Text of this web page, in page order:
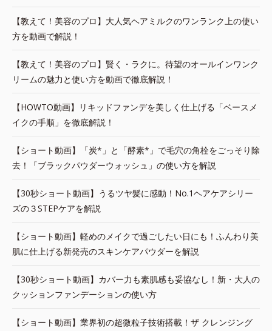
【教えて！美容のプロ】大人気ヘアミルクのワンランク上の使い
方を動画で解説！
【教えて！美容のプロ】賢く・ラクに。待望のオールインワンク
リームの魅力と使い方を動画で徹底解説！
【HOWTO動画】リキッドファンデを美しく仕上げる「ベースメ
イクの手順」を徹底解説！
【ショート動画】「炭*」と「酵素*」で毛穴の角栓をごっそり除
去！「ブラックパウダーウォッシュ」の使い方を解説
【30秒ショート動画】うるツヤ髪に感動！No.1ヘアケアシリー
ズの３STEPケアを解説
【ショート動画】軽めのメイクで過ごしたい日にも！ふんわり美
肌に仕上げる新発売のスキンケアパウダーを解説
【30秒ショート動画】カバー力も素肌感も妥協なし！新・大人の
クッションファンデーションの使い方
【ショート動画】業界初の超微粒子技術搭載！ザ クレンジング